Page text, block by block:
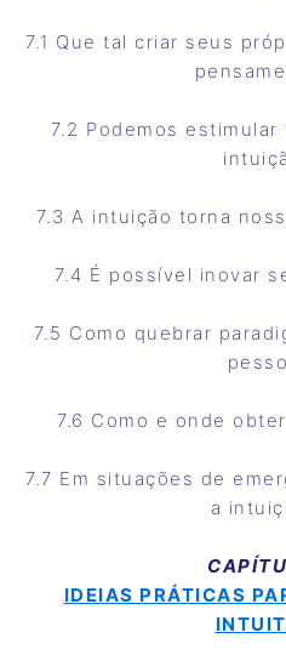
7.1 Que tal criar seus
7.2 Podemos estimular
7.3 A intuição torna
7.4 É possível inovar
7.5 Como quebrar
7.6 Como e onde
7.7 Em situações de
a
IDEIAS PRÁTICAS